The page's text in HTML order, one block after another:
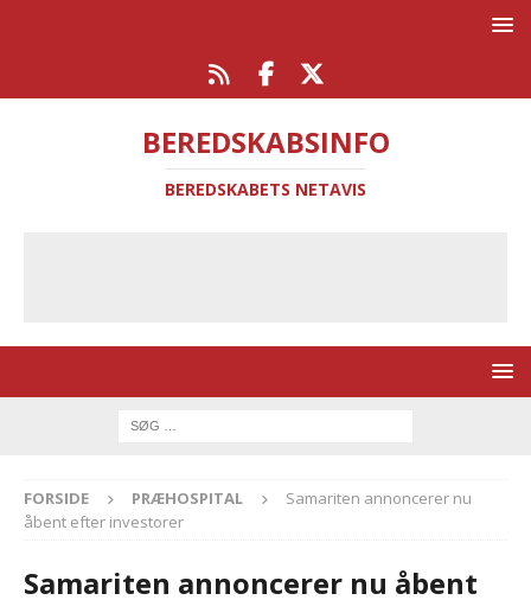
BEREDSKABSINFO
BEREDSKABETS NETAVIS
FORSIDE PRÆHOSPITAL
Samariten annoncerer nu
åbent efter investorer
Samariten annoncerer nu åbent